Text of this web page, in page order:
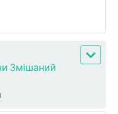
Змішаний